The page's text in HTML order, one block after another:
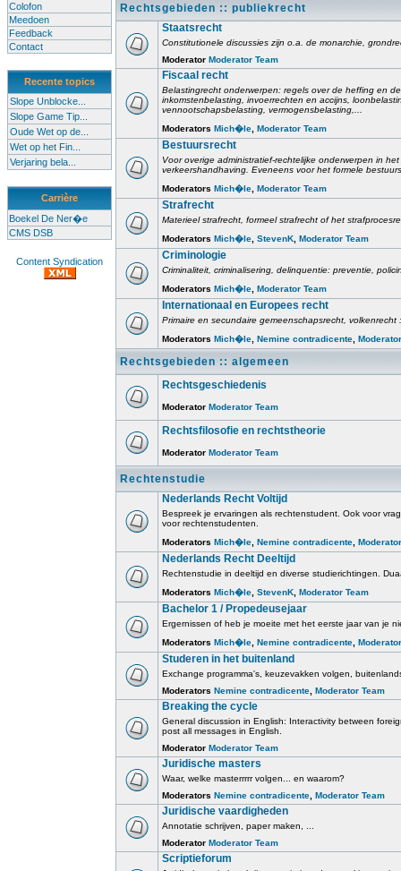
Colofon
Meedoen
Feedback
Contact
Recente topics
Slope Unblocke...
Slope Game Tip...
Oude Wet op de...
Wet op het Fin...
Verjaring bela...
Carrière
Boekel De Ner�e
CMS DSB
Content Syndication
Rechtsgebieden :: publiekrecht
Staatsrecht
Constitutionele discussies zijn o.a. de monarchie,
Moderator Moderator Team
Fiscaal recht
Belastingrecht onderwerpen: regels over de heffing en
inkomstenbelasting, invoerrechten en accijns,
vennootschapsbelasting, vermogensbelasting,...
Moderators Mich�le Moderator Team
Bestuursrecht
Voor overige administratief-rechtelijke onderwerpen in
verkeershandhaving. Eveneens voor het formele
Moderators Mich�le Moderator Team
Strafrecht
Materieel strafrecht, formeel strafrecht of het
Moderators Mich�le StevenK Moderator Team
Criminologie
Criminaliteit, criminalisering, delinquentie: preventie,
Moderators Mich�le Moderator Team
Internationaal en Europees recht
Primaire en secundaire gemeenschapsrecht,
Moderators Mich�le Nemine contradicente
Rechtsgebieden :: algemeen
Rechtsgeschiedenis
Moderator Moderator Team
Rechtsfilosofie en rechtstheorie
Moderator Moderator Team
Rechtenstudie
Nederlands Recht Voltijd
Bespreek je ervaringen als rechtenstudent. Ook voor
voor rechtenstudenten.
Moderators Mich�le Nemine contradicente
Nederlands Recht Deeltijd
Rechtenstudie in deeltijd en diverse studierichtingen.
Moderators Mich�le StevenK Moderator Team
Bachelor 1 / Propedeusejaar
Ergernissen of heb je moeite met het eerste jaar van je
Moderators Mich�le Nemine contradicente
Studeren in het buitenland
Exchange programma's, keuzevakken volgen,
Moderators Nemine contradicente Moderator Team
Breaking the cycle
General discussion in English: Interactivity between
post all messages in English.
Moderator Moderator Team
Juridische masters
Waar, welke masterrrrr volgen... en waarom?
Moderators Nemine contradicente Moderator Team
Juridische vaardigheden
Annotatie schrijven, paper maken, ...
Moderator Moderator Team
Scriptieforum